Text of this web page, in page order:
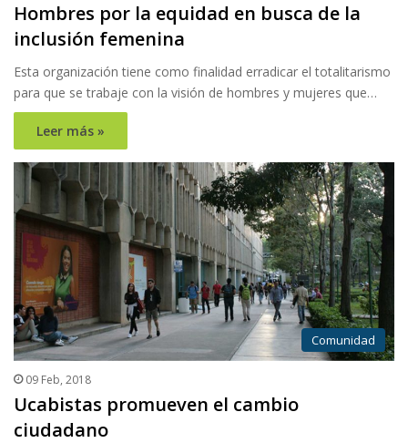
Hombres por la equidad en busca de la
inclusión femenina
Esta organización tiene como finalidad erradicar el totalitarismo
para que se trabaje con la visión de hombres y mujeres que…
Leer más »
Comunidad
09 Feb, 2018
Ucabistas promueven el cambio
ciudadano